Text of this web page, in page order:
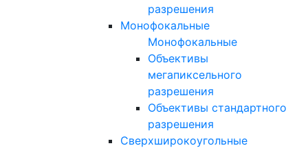
разрешения
Монофокальные
Монофокальные
Объективы
мегапиксельного
разрешения
Объективы стандартного
разрешения
Сверхширокоугольные